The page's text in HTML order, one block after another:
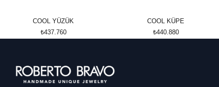
COOL YÜZÜK
₺437.760
COOL KÜPE
₺440.880